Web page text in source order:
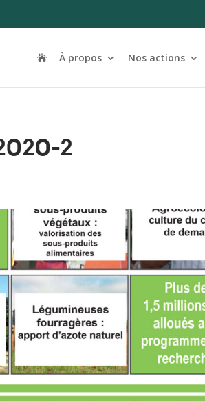
À propos Nos actions
2